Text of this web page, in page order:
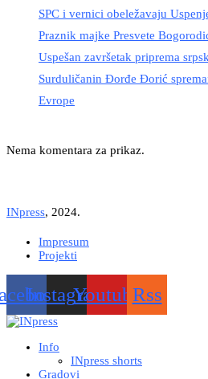
SPC i vernici obeležavaju
Praznik majke Presvete
Uspešan završetak priprema
Surduličanin Đorđe Đorić
Evrope
Nema komentara za prikaz.
INpress, 2024.
Impresum
Projekti
InstagramYoutubeRss
Info
INpress shorts
Gradovi